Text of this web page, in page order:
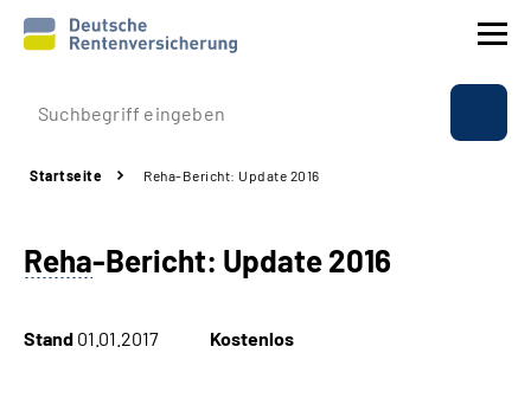
Prävention
Rente
Beratung & Kontakt
Startseite Reha-Bericht: Update 2016
Reha-Bericht: Update 2016
Stand 01.01.2017 Kostenlos